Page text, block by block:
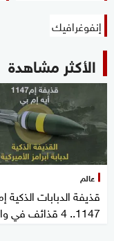
إنفوغرافيك
الأكثر مشاهدة
عالم
قذيفة الدبابات الذكية
1147.. 4 قذائف في واحدة